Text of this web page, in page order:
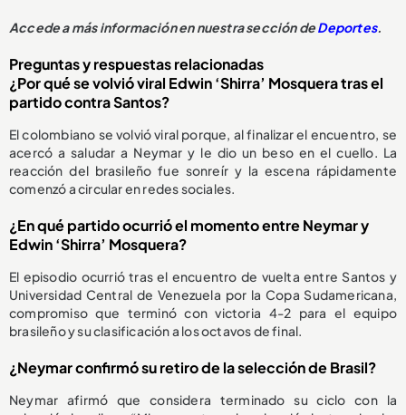
Accede a más información en nuestra sección deDeportes.
Preguntas y respuestas relacionadas
¿Por qué se volvió viral Edwin ‘Shirra’ Mosquera tras el
partido contra Santos?
El colombiano se volvió viral porque, al finalizar el encuentro, se
acercó a saludar a Neymar y le dio un beso en el cuello. La
reacción del brasileño fue sonreír y la escena rápidamente
comenzó a circular en redes sociales.
¿En qué partido ocurrió el momento entre Neymar y
Edwin ‘Shirra’ Mosquera?
El episodio ocurrió tras el encuentro de vuelta entre Santos y
Universidad Central de Venezuela por la Copa Sudamericana,
compromiso que terminó con victoria 4-2 para el equipo
brasileño y su clasificación a los octavos de final.
¿Neymar confirmó su retiro de la selección de Brasil?
Neymar afirmó que considera terminado su ciclo con la